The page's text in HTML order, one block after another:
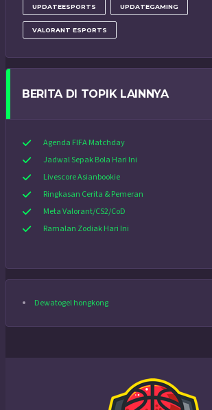
UPDATEESPORTS UPDATEGAMING
VALORANT ESPORTS
BERITA DI TOPIK LAINNYA
Agenda FIFA Matchday
Jadwal Sepak Bola Hari Ini
Livescore Asianbookie
Ringkasan Cerita & Pemeran
Meta Valorant/CS2/CoD
Ramalan Zodiak Hari Ini
Dewatogel hongkong